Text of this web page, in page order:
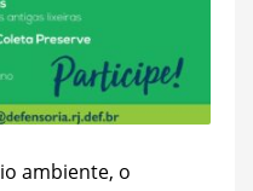
ambiente, o